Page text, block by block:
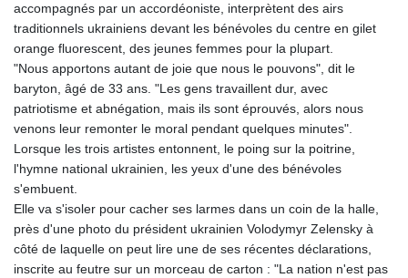
accompagnés par un accordéoniste, interprètent des airs
traditionnels ukrainiens devant les bénévoles du centre en gilet
orange fluorescent, des jeunes femmes pour la plupart.
"Nous apportons autant de joie que nous le pouvons", dit le
baryton, âgé de 33 ans. "Les gens travaillent dur, avec
patriotisme et abnégation, mais ils sont éprouvés, alors nous
venons leur remonter le moral pendant quelques minutes".
Lorsque les trois artistes entonnent, le poing sur la poitrine,
l'hymne national ukrainien, les yeux d'une des bénévoles
s'embuent.
Elle va s'isoler pour cacher ses larmes dans un coin de la halle,
près d'une photo du président ukrainien Volodymyr Zelensky à
côté de laquelle on peut lire une de ses récentes déclarations,
inscrite au feutre sur un morceau de carton : "La nation n'est pas